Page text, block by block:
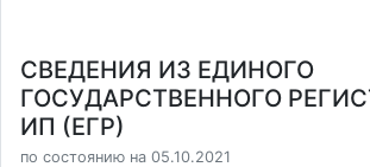
СВЕДЕНИЯ ИЗ ЕДИНОГО
ГОСУДАРСТВЕННОГО
ИП (ЕГР)
по состоянию на 05.10.2021